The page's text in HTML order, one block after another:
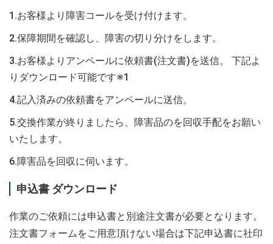
1.お客様より障害コールを受け付けます。
2.保障期間を確認し、障害の切り分けをします。
3.お客様よりアンペールに依頼書(注文書)を送信。 下記よ
りダウンロード可能です※1
4.記入済みの依頼書をアンペールに送信。
5.交換作業が終りましたら、障害品のを回収手配をお願い
いたします。
6.障害品を回収に伺います。
申込書 ダウンロード
作業のご依頼には申込書と別途注文書が必要となります。
注文書フォームをご用意頂けない場合は下記申込書に社印